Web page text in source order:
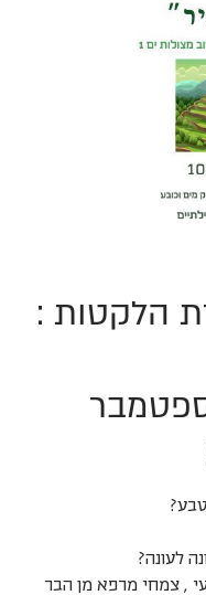
הלקטות :
ועד ספטמבר
לעונה?
, צמחי מרפא מן הבר